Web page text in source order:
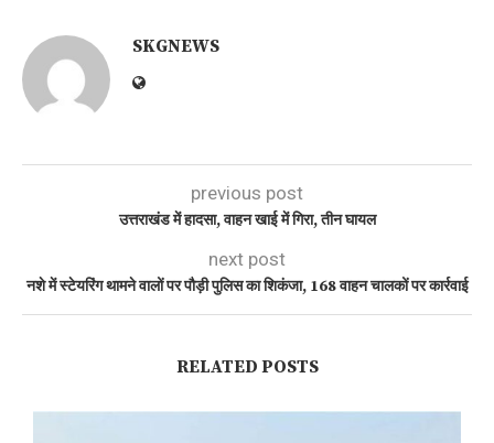
SKGNEWS
previous post
उत्तराखंड में हादसा, वाहन खाई में गिरा, तीन घायल
next post
नशे में स्टेयरिंग थामने वालों पर पौड़ी पुलिस का शिकंजा, 168 वाहन चालकों पर कार्रवाई
RELATED POSTS